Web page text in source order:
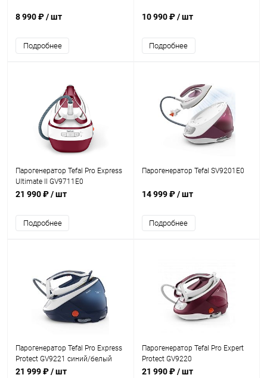
8 990 ₽/ шт
Подробнее
10 990 ₽/ шт
Подробнее
Парогенератор Tefal Pro Express
Ultimate II GV9711E0
21 990 ₽/ шт
Подробнее
Парогенератор Tefal SV9201E0
14 999 ₽/ шт
Подробнее
Парогенератор Tefal Pro Express
Protect GV9221 синий/белый
21 999 ₽/ шт
Парогенератор Tefal Pro Expert
Protect GV9220
21 990 ₽/ шт